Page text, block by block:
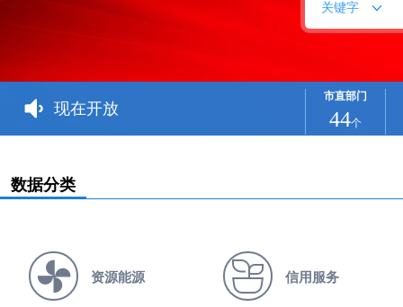
关键字
现在开放
市直部门
44个
数据分类
资源能源 信用服务